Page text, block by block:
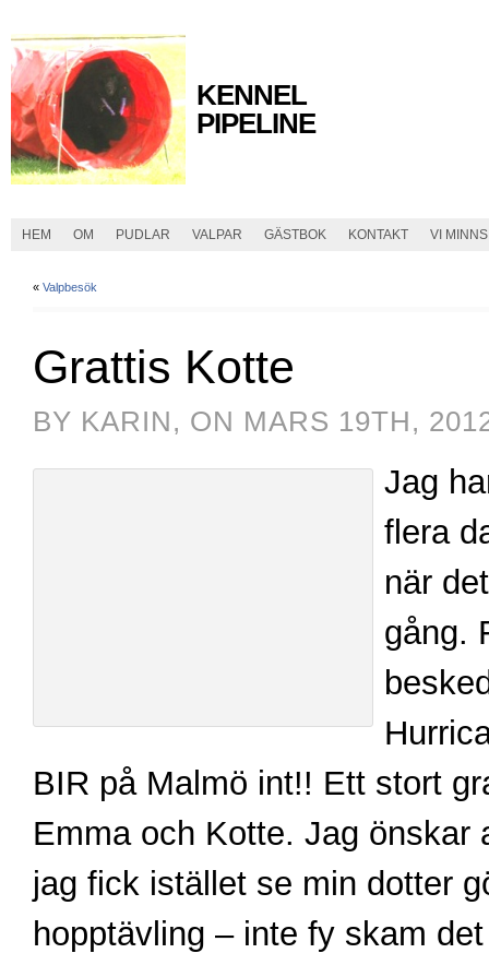
KENNEL
PIPELINE
HEM OM PUDLAR VALPAR GÄSTBOK KONTAKT VI MINNS
« Valpbesök
Grattis Kotte
BY KARIN, ON MARS 19TH,
Jag
flera
när
gång.
BIR på Malmö int!! Ett stort
Emma och Kotte. Jag önskar
jag fick istället se min dotter
hopptävling – inte fy skam